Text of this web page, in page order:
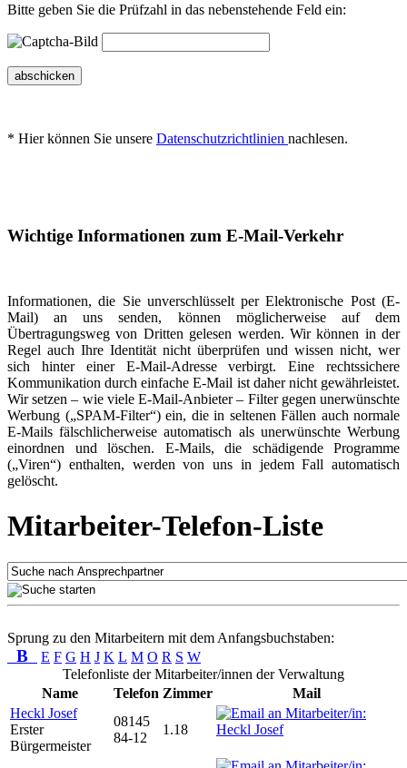
Bitte geben Sie die Prüfzahl in das nebenstehende Feld ein:
abschicken
* Hier können Sie unsere Datenschutzrichtlinien nachlesen.
Wichtige Informationen zum E-Mail-Verkehr
Informationen, die Sie unverschlüsselt per Elektronische Post (E-
Mail) an uns senden, können möglicherweise auf dem
Übertragungsweg von Dritten gelesen werden. Wir können in der
Regel auch Ihre Identität nicht überprüfen und wissen nicht, wer
sich hinter einer E-Mail-Adresse verbirgt. Eine rechtssichere
Kommunikation durch einfache E-Mail ist daher nicht gewährleistet.
Wir setzen – wie viele E-Mail-Anbieter – Filter gegen unerwünschte
Werbung („SPAM-Filter“) ein, die in seltenen Fällen auch normale
E-Mails fälschlicherweise automatisch als unerwünschte Werbung
einordnen und löschen. E-Mails, die schädigende Programme
(„Viren“) enthalten, werden von uns in jedem Fall automatisch
gelöscht.
Mitarbeiter-Telefon-Liste
Sprung zu den Mitarbeitern mit dem Anfangsbuchstaben:
B E F G H J K L M O R S W
Telefonliste der Mitarbeiter/innen der Verwaltung
Name
Telefon Zimmer
Mail
Heckl Josef
Erster
Bürgermeister
08145
84-12
1.18